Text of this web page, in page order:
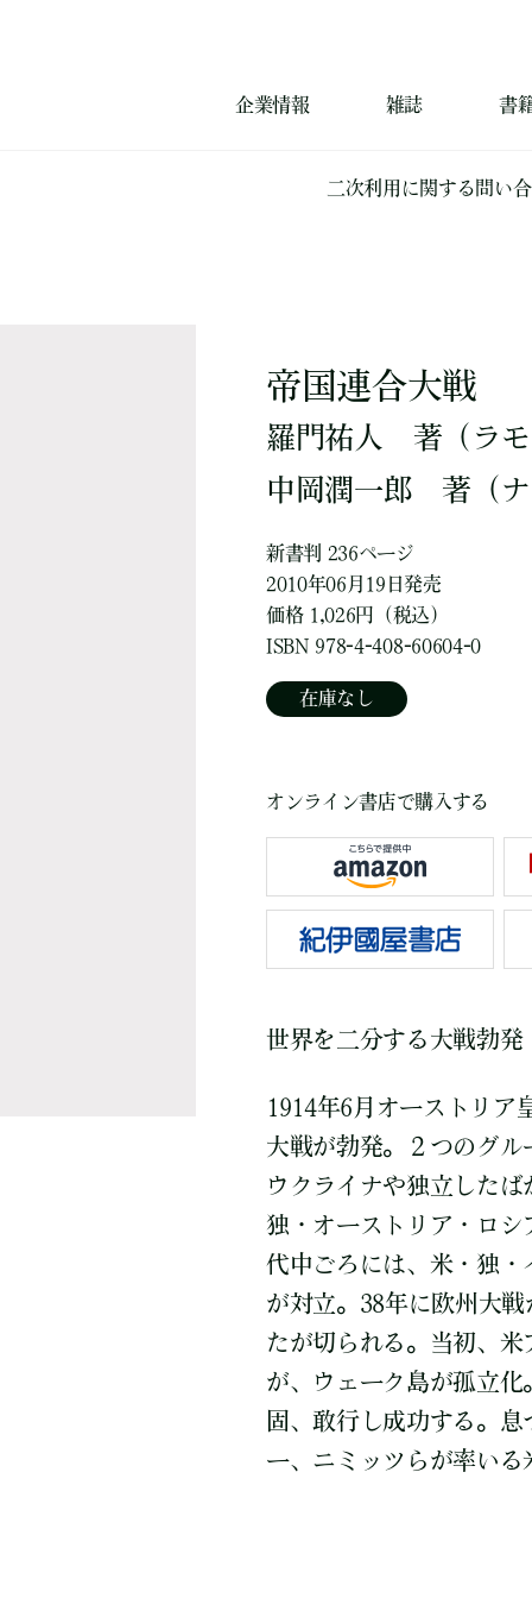
企業情報 雑誌 書
二次利用に関する問い
帝国連合大戦
羅門祐人 著 （ラ
中岡潤一郎
著 （
新書判 236ページ
2010年06月19日発売
価格 1,026円（税込）
ISBN 978-4-408-60604-0
在庫なし
オンライン書店で購入する
世界を二分する大戦勃発
1914年6月オーストリア
大戦が勃発。２つのグ
ウクライナや独立した
独・オーストリア・ロ
代中ごろには、米・独
が対立。38年に欧州大
たが切られる。当初、
が、ウェーク島が孤立
固、敢行し成功する。
ー、ニミッツらが率い